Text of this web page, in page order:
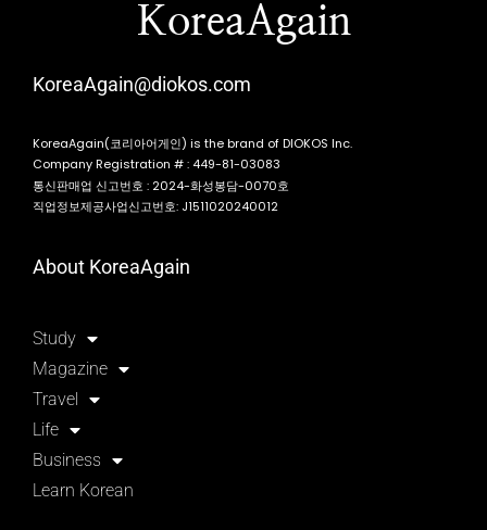
KoreaAgain
KoreaAgain@diokos.com
KoreaAgain(코리아어게인) is the brand of DIOKOS Inc.
Company Registration # : 449-81-03083
통신판매업 신고번호 : 2024-화성봉담-0070호
직업정보제공사업신고번호: J1511020240012
About KoreaAgain
Study
Magazine
Travel
Life
Business
Learn Korean